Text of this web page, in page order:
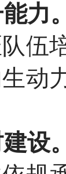
力
伍
动
设